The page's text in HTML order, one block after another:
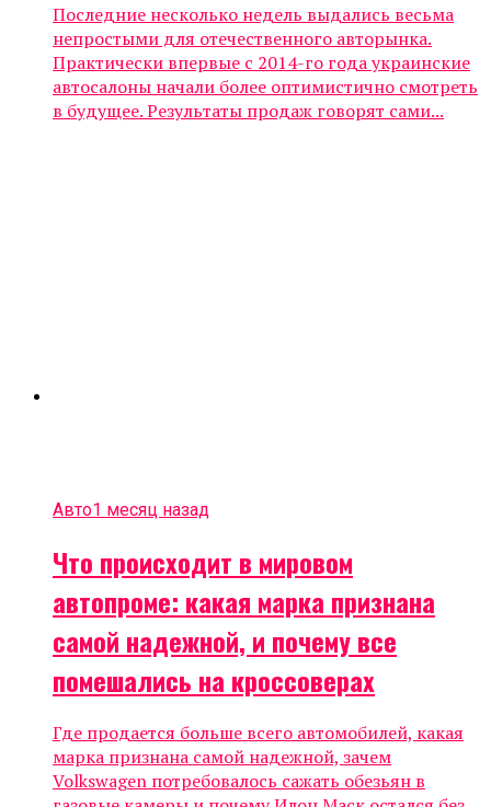
Последние несколько недель выдались весьма
непростыми для отечественного авторынка.
Практически впервые с 2014-го года украинские
автосалоны начали более оптимистично смотреть
в будущее. Результаты продаж говорят сами...
Авто1 месяц назад
Что происходит в мировом
автопроме: какая марка признана
самой надежной, и почему все
помешались на кроссоверах
Где продается больше всего автомобилей, какая
марка признана самой надежной, зачем
Volkswagen потребовалось сажать обезьян в